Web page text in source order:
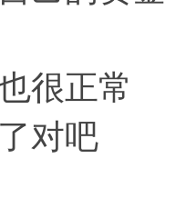
很正常
对吧